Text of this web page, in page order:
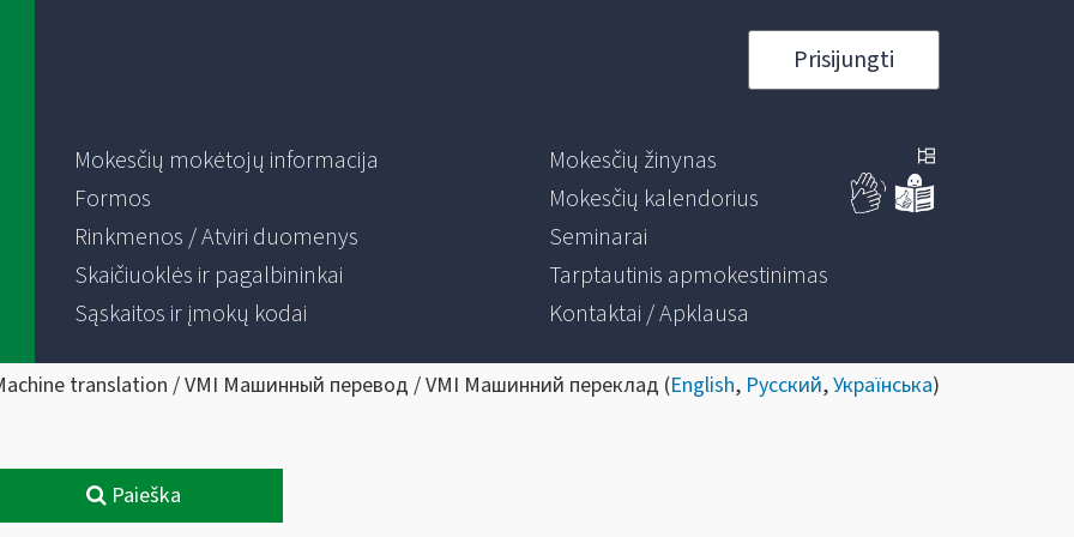
Prisijungti
Mokesčių mokėtojų informacija
Formos
Rinkmenos / Atviri duomenys
Skaičiuoklės ir pagalbininkai
Sąskaitos ir įmokų kodai
Mokesčių žinynas
Mokesčių kalendorius
Seminarai
Tarptautinis apmokestinimas
Kontaktai / Apklausa
translation / VMI Машинный перевод / VMI Машинний переклад (English, Русский,Українська)
Paieška